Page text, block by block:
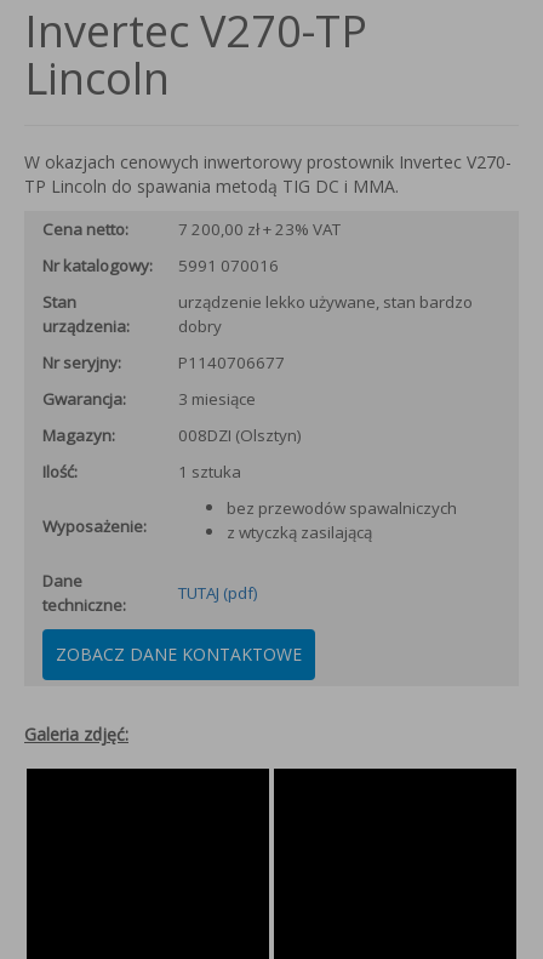
Invertec V270-TP
Lincoln
W okazjach cenowych inwertorowy prostownik Invertec V270-
TP Lincoln do spawania metodą TIG DC i MMA.
Cena netto:
7 200,00 zł + 23% VAT
Nr katalogowy:
5991 070016
Stan
urządzenia:
urządzenie lekko używane, stan bardzo
dobry
Nr seryjny:
P1140706677
Gwarancja:
3 miesiące
Magazyn:
008DZI (Olsztyn)
Ilość:
1 sztuka
Wyposażenie:
bez przewodów spawalniczych
z wtyczką zasilającą
Dane
techniczne:
TUTAJ (pdf)
ZOBACZ DANE KONTAKTOWE
Galeria zdjęć: